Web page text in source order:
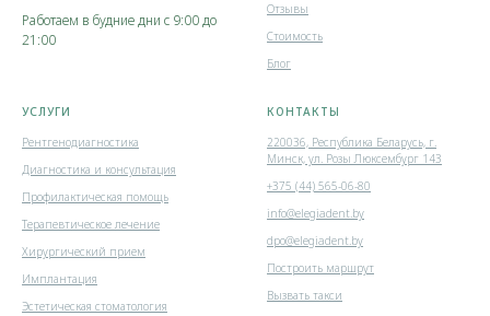
Работаем в будние дни с 9:00 до
21:00
Отзывы
Стоимость
Блог
УСЛУГИ
Рентгенодиагностика
Диагностика и консультация
Профилактическая помощь
Терапевтическое лечение
Хирургический прием
Имплантация
Эстетическая стоматология
КОНТАКТЫ
220036, Республика Беларусь, г.
Минск, ул. Розы Люксембург 143
+375 (44) 565-06-80
info@elegiadent.by
dpo@elegiadent.by
Построить маршрут
Вызвать такси